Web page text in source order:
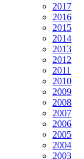
2017
2016
2015
2014
2013
2012
2011
2010
2009
2008
2007
2006
2005
2004
2003